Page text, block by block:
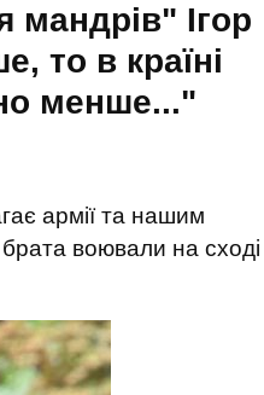
мандрів" Ігор
то в країні
менше..."
армії та нашим
воювали на сході